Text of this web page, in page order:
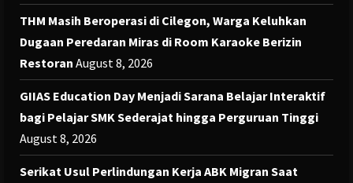
THM Masih Beroperasi di Cilegon, Warga Keluhkan
Dugaan Peredaran Miras di Room Karaoke Berizin
Restoran August 8, 2026
GIIAS Education Day Menjadi Sarana Belajar Interaktif
bagi Pelajar SMK Sederajat hingga Perguruan Tinggi
August 8, 2026
Serikat Usul Perlindungan Kerja ABK Migran Saat